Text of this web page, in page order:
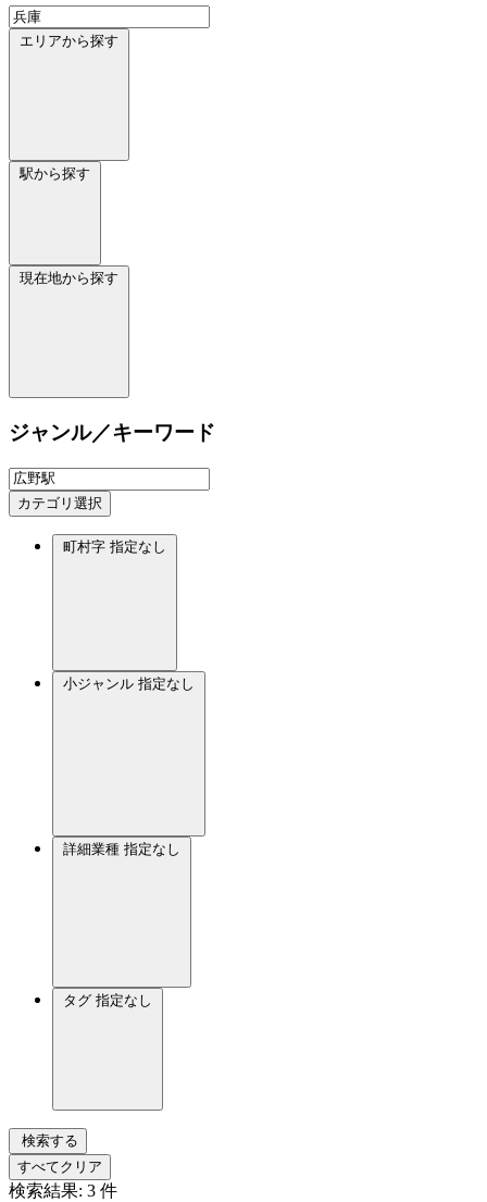
エリアから探す
駅から探す
現在地から探す
ジャンル／キーワード
カテゴリ選択
町村字 指定なし
小ジャンル 指定なし
詳細業種 指定なし
タグ 指定なし
検索する
すべてクリア
検索結果: 3 件